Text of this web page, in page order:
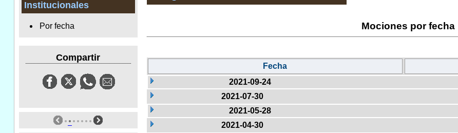
Institucionales
Por fecha
Compartir
Mociones por fecha
Fecha
2021-09-24
2021-07-30
2021-05-28
2021-04-30